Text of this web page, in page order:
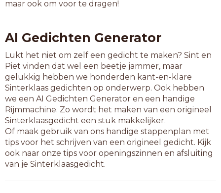
smiley
uitzie
verzie
volley
whisky
7-letterwoorden
biscuit
chutney
circuit
cockney
country
doorzie
ecstasy
maar ook om voor te dragen!
AI Gedichten Generator
Lukt het niet om zelf een gedicht te maken? Sint en
Piet vinden dat wel een beetje jammer, maar
gelukkig hebben we honderden kant-en-klare
Sinterklaas gedichten op onderwerp. Ook hebben
we een AI Gedichten Generator en een handige
Rijmmachine. Zo wordt het maken van een origineel
Sinterklaasgedicht een stuk makkelijker.
Of maak gebruik van ons handige stappenplan met
tips voor het schrijven van een origineel gedicht. Kijk
ook naar onze tips voor openingszinnen en afsluiting
van je Sinterklaasgedicht.